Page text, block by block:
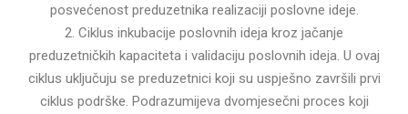
posvećenost preduzetnika realizaciji poslovne ideje.
2. Ciklus inkubacije poslovnih ideja kroz jačanje
preduzetničkih kapaciteta i validaciju poslovnih ideja. U ovaj
ciklus uključuju se preduzetnici koji su uspješno završili prvi
ciklus podrške. Podrazumijeva dvomjesečni proces koji